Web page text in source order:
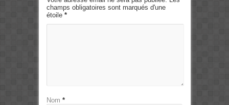
champs obligatoires sont marqués d'une
étoile *
Nom *